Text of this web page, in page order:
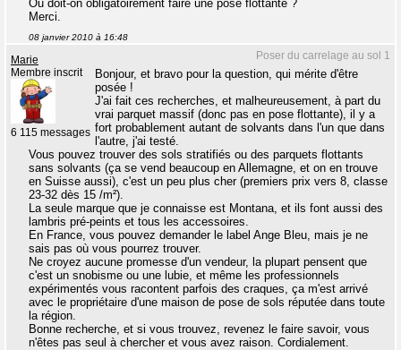
Ou doit-on obligatoirement faire une pose flottante ?
Merci.
08 janvier 2010 à 16:48
Poser du carrelage au sol 1
Marie
Membre inscrit
6 115 messages
Bonjour, et bravo pour la question, qui mérite d'être
posée !
J'ai fait ces recherches, et malheureusement, à part du
vrai parquet massif (donc pas en pose flottante), il y a
fort probablement autant de solvants dans l'un que dans
l'autre, j'ai testé.
Vous pouvez trouver des sols stratifiés ou des parquets flottants
sans solvants (ça se vend beaucoup en Allemagne, et on en trouve
en Suisse aussi), c'est un peu plus cher (premiers prix vers 8, classe
23-32 dès 15 /m²).
La seule marque que je connaisse est Montana, et ils font aussi des
lambris pré-peints et tous les accessoires.
En France, vous pouvez demander le label Ange Bleu, mais je ne
sais pas où vous pourrez trouver.
Ne croyez aucune promesse d'un vendeur, la plupart pensent que
c'est un snobisme ou une lubie, et même les professionnels
expérimentés vous racontent parfois des craques, ça m'est arrivé
avec le propriétaire d'une maison de pose de sols réputée dans toute
la région.
Bonne recherche, et si vous trouvez, revenez le faire savoir, vous
n'êtes pas seul à chercher et vous avez raison. Cordialement.